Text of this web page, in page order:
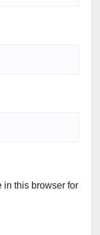
in this browser for